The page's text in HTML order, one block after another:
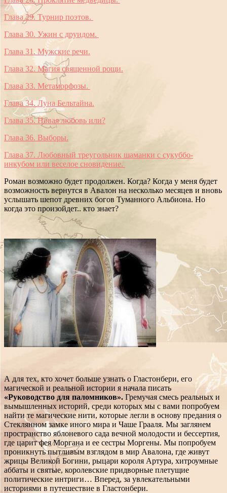
Глава 29. Турнир поэтов.
Глава 30. Ужин с друидом.
Глава 31. Мужские речи.
Глава 32. Магия священной рощи.
Глава 33. Метаморфозы.
Глава 34. Луна Бельтайна.
Глава 35. Новая любовь или?
Глава 36. Выборы.
Глава 37. Любовный треугольник шаманки с сукуббо-
инкубом или веселое сновидение.
Роман возможно будет продолжен. Когда? Когда у меня будет
возможность вернутся в Авалон на несколько месяцев и вновь
услышать шепот древних богов Туманного Альбиона. Но
когда это произойдет.. кто знает?
А для тех, кто хочет больше узнать о Гластонбери, его
магической и реальной истории я начала писать
«Руководство для паломников». Гремучая смесь реальных и
вымышленных историй, среди которых мы с вами попробуем
найти те магические нити, которые легли в основу предания о
Стеклянном замке иного мира и Чаше Грааля. Мы заглянем
пространство яблоневого сада вечной молодости и бессертия,
где царит фея Моргана и ее сестры Моргены. Мы попробуем
проникнуть пытливым взглядом в мир Авалона, где живут
жрицы Великой Богини, рыцари короля Артура, хитроумные
аббаты и святые, королевские придворные плетущие
политические интриги… Вперед, за увлекательными
историями в путешествие в Гластонбери.